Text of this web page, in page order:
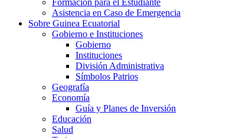
Formación para el Estudiante
Asistencia en Caso de Emergencia
Sobre Guinea Ecuatorial
Gobierno e Instituciones
Gobierno
Instituciones
División Administrativa
Símbolos Patrios
Geografía
Economía
Guía y Planes de Inversión
Educación
Salud